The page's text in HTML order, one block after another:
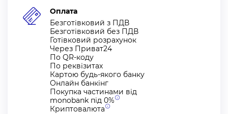
Доставка в Хмельницькому та в межах 50 км від міста -
безкоштовна.
Консультація дизайнера - безкоштовна.
Найкращі цінові пропозиції.
Власне виробництво.
Гарантія на механізми - 12 місяців.
Оплата
Безготівковий з ПДВ
Безготівковий без ПДВ
Готівковий розрахунок
Через Приват24
По QR-коду
По реквізитах
Картою будь-якого банку
Онлайн банкінг
Покупка частинами від
monobank під 0%
Криптовалюта